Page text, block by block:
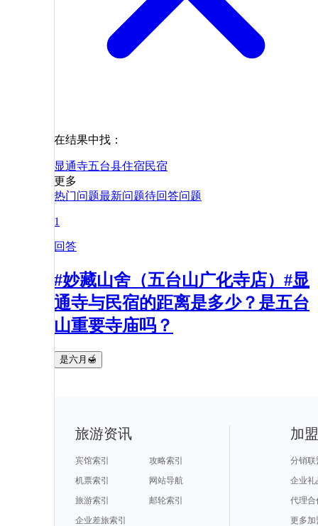
在结果中找：
显通寺五台县住宿民宿
更多
热门问题最新问题待回答问题
1
回答
#妙藏山舍（五台山广化寺店）#显
通寺与民宿的距离是多少？是五台
山重要寺庙吗？
是六月🍯
旅游资讯
宾馆索引
攻略索引
机票索引
网站导航
旅游索引
邮轮索引
企业差旅索引
加
分销联
企业礼
代理合
更多加